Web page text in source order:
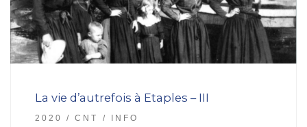
La vie d’autrefois à Etaples – III
2020 CNT INFO